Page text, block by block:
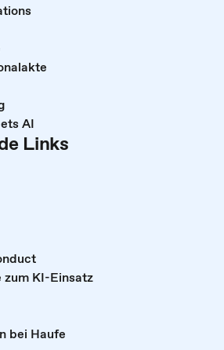
AI
Links
KI-Einsatz
bei Haufe